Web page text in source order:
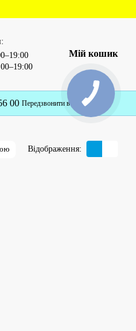
Мій кошик
00 Передзвонити вам?
Відображення: